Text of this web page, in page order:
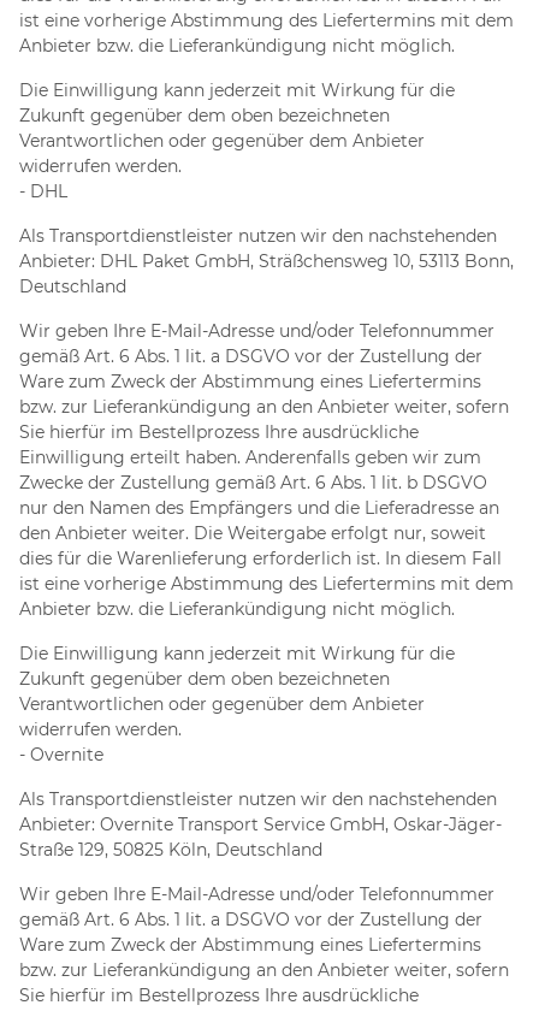
ist eine vorherige Abstimmung des Liefertermins mit dem
Anbieter bzw. die Lieferankündigung nicht möglich.
Die Einwilligung kann jederzeit mit Wirkung für die
Zukunft gegenüber dem oben bezeichneten
Verantwortlichen oder gegenüber dem Anbieter
widerrufen werden.
- DHL
Als Transportdienstleister nutzen wir den nachstehenden
Anbieter: DHL Paket GmbH, Sträßchensweg 10, 53113 Bonn,
Deutschland
Wir geben Ihre E-Mail-Adresse und/oder Telefonnummer
gemäß Art. 6 Abs. 1 lit. a DSGVO vor der Zustellung der
Ware zum Zweck der Abstimmung eines Liefertermins
bzw. zur Lieferankündigung an den Anbieter weiter, sofern
Sie hierfür im Bestellprozess Ihre ausdrückliche
Einwilligung erteilt haben. Anderenfalls geben wir zum
Zwecke der Zustellung gemäß Art. 6 Abs. 1 lit. b DSGVO
nur den Namen des Empfängers und die Lieferadresse an
den Anbieter weiter. Die Weitergabe erfolgt nur, soweit
dies für die Warenlieferung erforderlich ist. In diesem Fall
ist eine vorherige Abstimmung des Liefertermins mit dem
Anbieter bzw. die Lieferankündigung nicht möglich.
Die Einwilligung kann jederzeit mit Wirkung für die
Zukunft gegenüber dem oben bezeichneten
Verantwortlichen oder gegenüber dem Anbieter
widerrufen werden.
- Overnite
Als Transportdienstleister nutzen wir den nachstehenden
Anbieter: Overnite Transport Service GmbH, Oskar-Jäger-
Straße 129, 50825 Köln, Deutschland
Wir geben Ihre E-Mail-Adresse und/oder Telefonnummer
gemäß Art. 6 Abs. 1 lit. a DSGVO vor der Zustellung der
Ware zum Zweck der Abstimmung eines Liefertermins
bzw. zur Lieferankündigung an den Anbieter weiter, sofern
Sie hierfür im Bestellprozess Ihre ausdrückliche